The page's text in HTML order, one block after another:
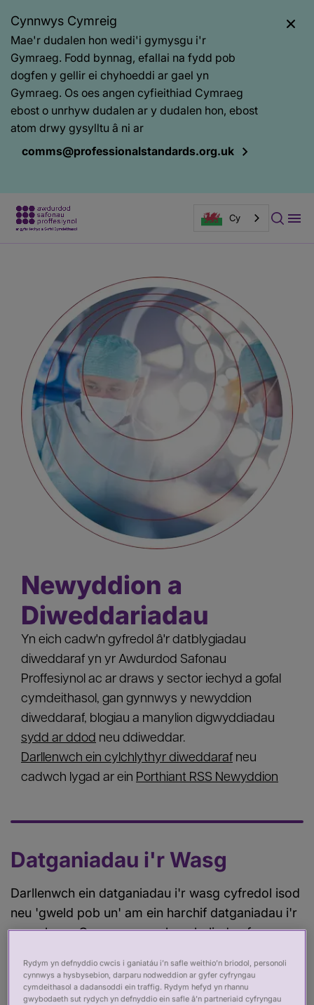
Cynnwys Cymreig
Mae'r dudalen hon wedi'i gymysgu i'r
Gymraeg. Fodd bynnag, efallai na fydd pob
dogfen y gellir ei chyhoeddi ar gael yn
Gymraeg. Os oes angen cyfieithiad Cymraeg
ebost o unrhyw dudalen ar y dudalen hon, ebost
atom drwy gysylltu â ni ar
comms@professionalstandards.org.uk
Cy
Newyddion a
Diweddariadau
Yn eich cadw'n gyfredol â'r datblygiadau
diweddaraf yn yr Awdurdod Safonau
Proffesiynol ac ar draws y sector iechyd a gofal
cymdeithasol, gan gynnwys y newyddion
diweddaraf, blogiau a manylion digwyddiadau
sydd ar ddod neu ddiweddar.
Darllenwch ein cylchlythyr diweddaraf neu
cadwch lygad ar ein Porthiant RSS Newyddion
Datganiadau i'r Wasg
Darllenwch ein datganiadau i'r wasg cyfredol isod
neu 'gweld pob un' am ein harchif datganiadau i'r
wasg lawn. Os oes gennych ymholiad cyfryngau,
media@professionalstandards.org.uk
Rydym yn defnyddio cwcis i ganiatáu i’n safle weithio’n briodol, personoli
cynnwys a hysbysebion, darparu nodweddion ar gyfer cyfryngau
cymdeithasol a dadansoddi ein traffig. Rydym hefyd yn rhannu
gwybodaeth sut rydych yn defnyddio ein safle â’n partneriaid cyfryngau